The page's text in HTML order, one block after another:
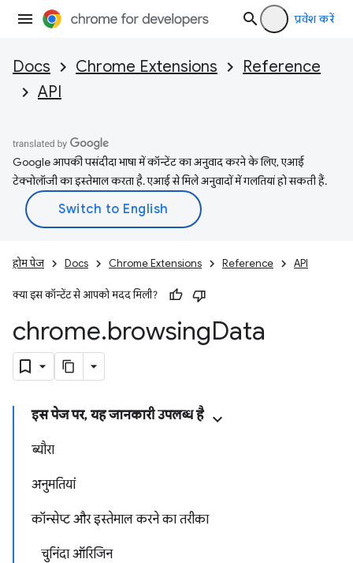
प्रवेश करें
Docs Chrome Extensions
Reference
API
Google आपकी पसंदीदा भाषा में कॉन्टेंट का अनुवाद करने के लिए, एआई
टेक्नोलॉजी का इस्तेमाल करता है. एआई से मिले अनुवादों में गलतियां हो सकती हैं.
होम पेज Docs Chrome Extensions Reference API
क्या इस कॉन्टेंट से आपको मदद मिली?
chrome.browsingData
इस पेज पर, यह जानकारी उपलब्ध है
ब्यौरा
अनुमतियां
कॉन्सेप्ट और इस्तेमाल करने का तरीका
चुनिंदा ऑरिजिन